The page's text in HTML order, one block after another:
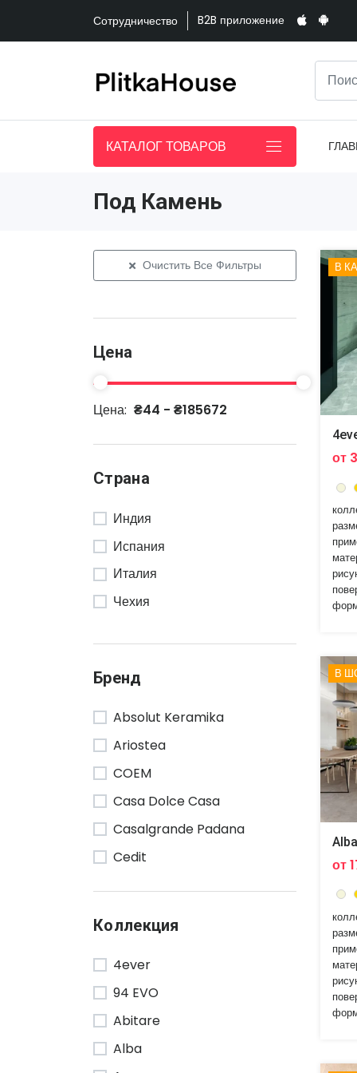
Сотрудничество B2B приложение
КАТАЛОГ ТОВАРОВ
Под Камень
Очистить Все Фильтры
Цена
Цена: ₴44 - ₴185672
Страна
Индия
Испания
Италия
Чехия
Бренд
Absolut Keramika
Ariostea
COEM
Casa Dolce Casa
Casalgrande Padana
Cedit
Cerim
Cir
Codicer
Del Conca
Коллекция
4ever
94 EVO
Abitare
Alba
В
от
В
от